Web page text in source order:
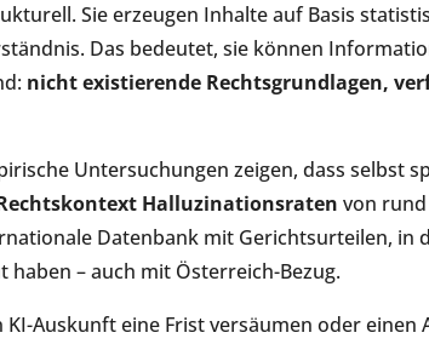
Sie erzeugen Inhalte auf Basis
Das bedeutet, sie können
nicht existierende Rechtsgrundlagen,
Untersuchungen zeigen, dass selbst
Halluzinationsraten von rund
Datenbank mit Gerichtsurteilen, in
– auch mit Österreich-Bezug.
Auskunft eine Frist versäumen oder einen